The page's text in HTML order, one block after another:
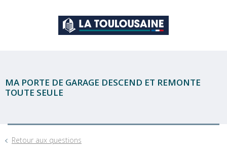
MA PORTE DE GARAGE DESCEND ET REMONTE
TOUTE SEULE
Retour aux questions